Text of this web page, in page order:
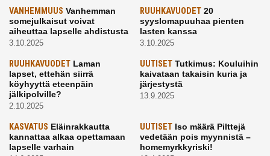
VANHEMMUUS Vanhemman
somejulkaisut voivat
aiheuttaa lapselle ahdistusta
3.10.2025
RUUHKAVUODET20
syyslomapuuhaa pienten
lasten kanssa
3.10.2025
RUUHKAVUODET Laman
lapset, ettehän siirrä
köyhyyttä eteenpäin
jälkipolville?
2.10.2025
UUTISETTutkimus: Kouluihin
kaivataan takaisin kuria ja
järjestystä
13.9.2025
KASVATUS Eläinrakkautta
kannattaa alkaa opettamaan
lapselle varhain
UUTISETIso määrä Pilttejä
vedetään pois myynnistä –
homemyrkkyriski!